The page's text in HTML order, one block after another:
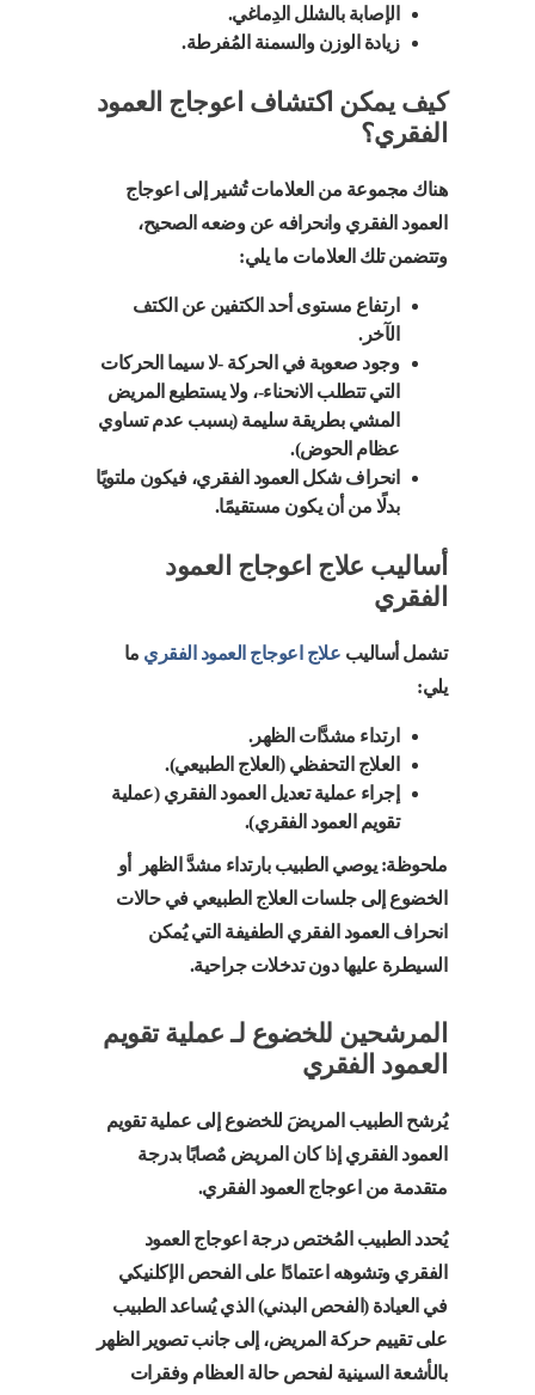
الإصابة بالشلل الدِماغي.
زيادة الوزن والسمنة المُفرطة.
كيف يمكن اكتشاف اعوجاج العمود
الفقري؟
هناك مجموعة من العلامات تُشير إلى اعوجاج
العمود الفقري وانحرافه عن وضعه الصحيح،
وتتضمن تلك العلامات ما يلي:
ارتفاع مستوى أحد الكتفين عن الكتف
الآخر.
وجود صعوبة في الحركة -لا سيما الحركات
التي تتطلب الانحناء-، ولا يستطيع المريض
المشي بطريقة سليمة (بسبب عدم تساوي
عظام الحوض).
انحراف شكل العمود الفقري، فيكون ملتويًا
بدلًا من أن يكون مستقيمًا.
أساليب علاج اعوجاج العمود
الفقري
تشمل أساليب علاج اعوجاج العمود الفقري ما
يلي:
ارتداء مشدَّات الظهر.
العلاج التحفظي (العلاج الطبيعي).
إجراء عملية تعديل العمود الفقري (عملية
تقويم العمود الفقري).
ملحوظة: يوصي الطبيب بارتداء مشدَّ الظهر أو
الخضوع إلى جلسات العلاج الطبيعي في حالات
انحراف العمود الفقري الطفيفة التي يُمكن
السيطرة عليها دون تدخلات جراحية.
المرشحين للخضوع لـ عملية تقويم
العمود الفقري
يُرشح الطبيب المريضَ للخضوع إلى عملية تقويم
العمود الفقري إذا كان المريض مٌصابًا بدرجة
متقدمة من اعوجاج العمود الفقري.
يُحدد الطبيب المُختص درجة اعوجاج العمود
الفقري وتشوهه اعتمادًا على الفحص الإكلنيكي
في العيادة (الفحص البدني) الذي يُساعد الطبيب
على تقييم حركة المريض، إلى جانب تصوير الظهر
بالأشعة السينية لفحص حالة العظام وفقرات